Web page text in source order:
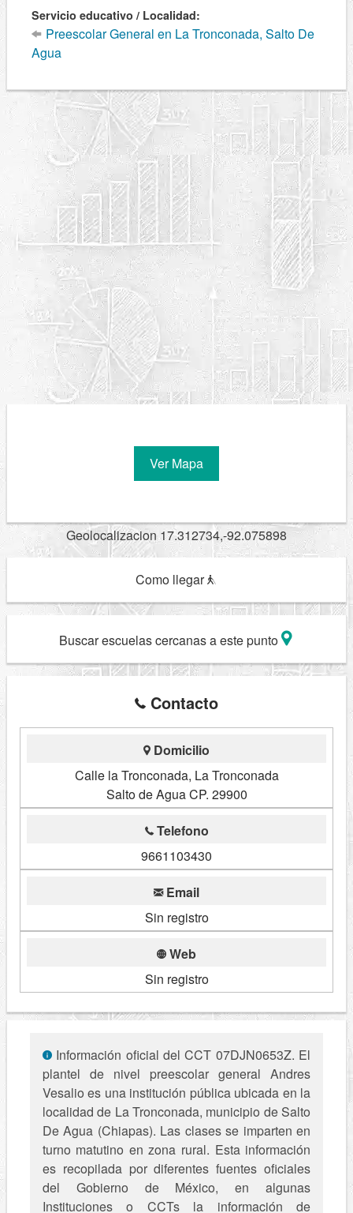
Servicio educativo / Localidad:
Preescolar General en La Tronconada, Salto De
Agua
Ver Mapa
Geolocalizacion 17.312734,-92.075898
Como llegar
Buscar escuelas cercanas a este punto
Contacto
Domicilio
Calle la Tronconada, La Tronconada
Salto de Agua CP. 29900
Telefono
9661103430
Email
Sin registro
Web
Sin registro
Información oficial del CCT 07DJN0653Z. El
plantel de nivel preescolar general Andres
Vesalio es una institución pública ubicada en la
localidad de La Tronconada, municipio de Salto
De Agua (Chiapas). Las clases se imparten en
turno matutino en zona rural. Esta información
es recopilada por diferentes fuentes oficiales
del Gobierno de México, en algunas
Instituciones o CCTs la información de